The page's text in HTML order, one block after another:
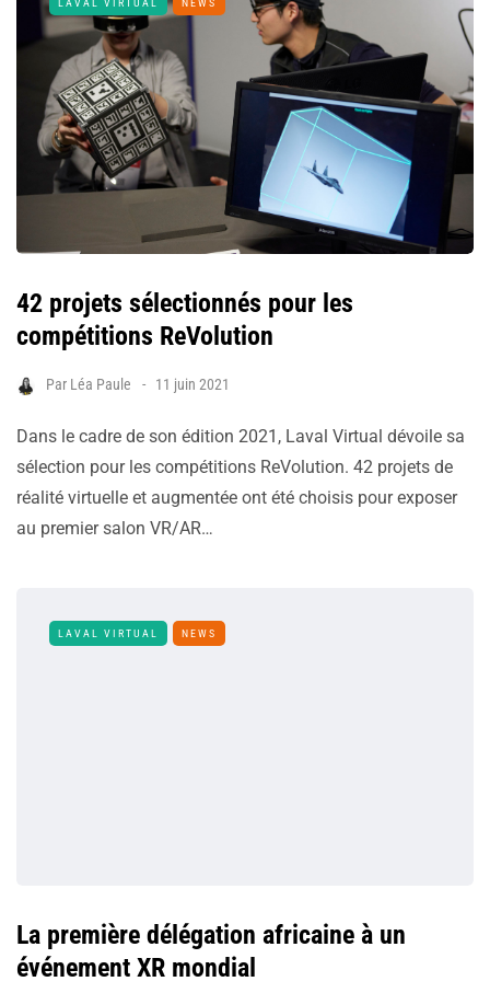
LAVAL VIRTUAL NEWS
42 projets sélectionnés pour les
compétitions ReVolution
Par Léa Paule 11 juin 2021
Dans le cadre de son édition 2021, Laval Virtual dévoile sa
sélection pour les compétitions ReVolution. 42 projets de
réalité virtuelle et augmentée ont été choisis pour exposer
au premier salon VR/AR…
LAVAL VIRTUAL NEWS
La première délégation africaine à un
événement XR mondial